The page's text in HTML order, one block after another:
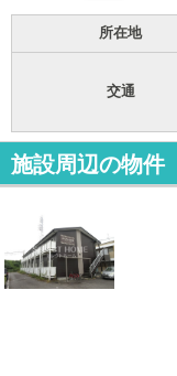
所在地
交通
施設周辺の物件